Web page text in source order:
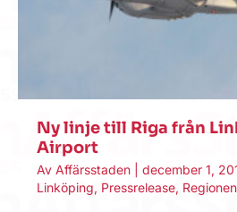
Ny linje till Riga från
Airport
Av Affärsstaden december 1,
Linköping, Pressrelease, Regionen